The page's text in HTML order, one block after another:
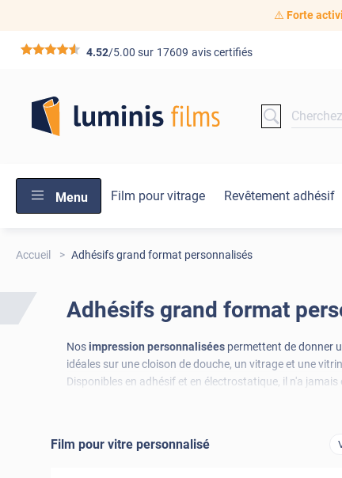
⚠️ Forte
*****4.52/5.00 sur 17609 avis certifiés
Menu Film pour vitrage Revêtement adhésif
Accueil Adhésifs grand format personnalisés
Adhésifs grand format
Nosimpression personnalisées permettent de donner
idéales sur une cloison de douche, un vitrage et une
Disponibles en adhésif et en électrostatique, il n'a
Film pour vitre personnalisé